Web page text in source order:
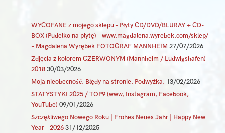
WYCOFANE z mojego sklepu – Płyty CD/DVD/BLURAY + CD-
BOX (Pudełko na płytę) – www.magdalena.wyrebek.com/sklep/
– Magdalena Wyrębek FOTOGRAF MANNHEIM 27/07/2026
Zdjęcia z kolorem CZERWONYM (Mannheim / Ludwigshafen)
2018 30/03/2026
Moja nieobecność. Błędy na stronie. Podwyżka. 13/02/2026
STATYSTYKI 2025 / TOP9 (www, Instagram, Facebook,
YouTube) 09/01/2026
Szczęśliwego Nowego Roku | Frohes Neues Jahr | Happy New
Year – 2026 31/12/2025